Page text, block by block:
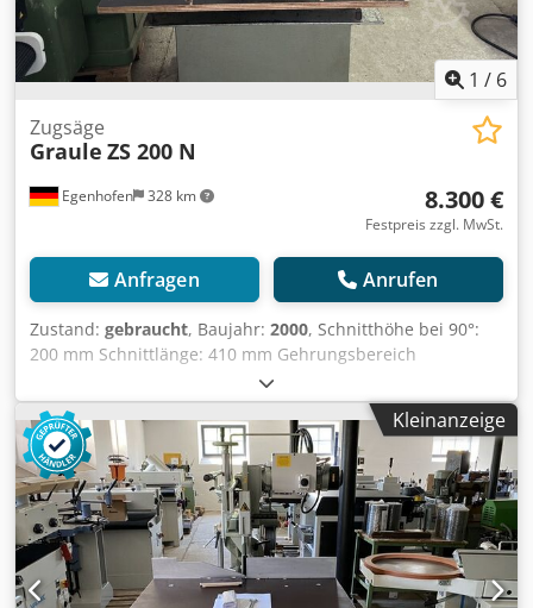
1 / 6
Egenhofen 328 km
Zugsäge
Graule ZS 200 N
8.300 €
Festpreis zzgl. MwSt.
Anfragen Anrufen
Zustand: gebraucht, Baujahr: 2000, Schnitthöhe bei 90°:
200 mm Schnittlänge: 410 mm Gehrungsbereich
horizontal: 45° - 90° - 25° Gehrungsbereich vertikal: 60° -
90° -30° Dkjdjy S Rq Ropfx Abyjr Rollenbahn / Auflagetisch:
nein Sägeblattdurchmesser: 520 mm Drehzahl: 2800U/min
Motorleistung: 5 kW Motorbremse: ja Absauganschluss:
100mm Vorschubbremse: ja Maschinenlänge:
Maschinenbreite: Gewicht: 300kg
Kleinanzeige